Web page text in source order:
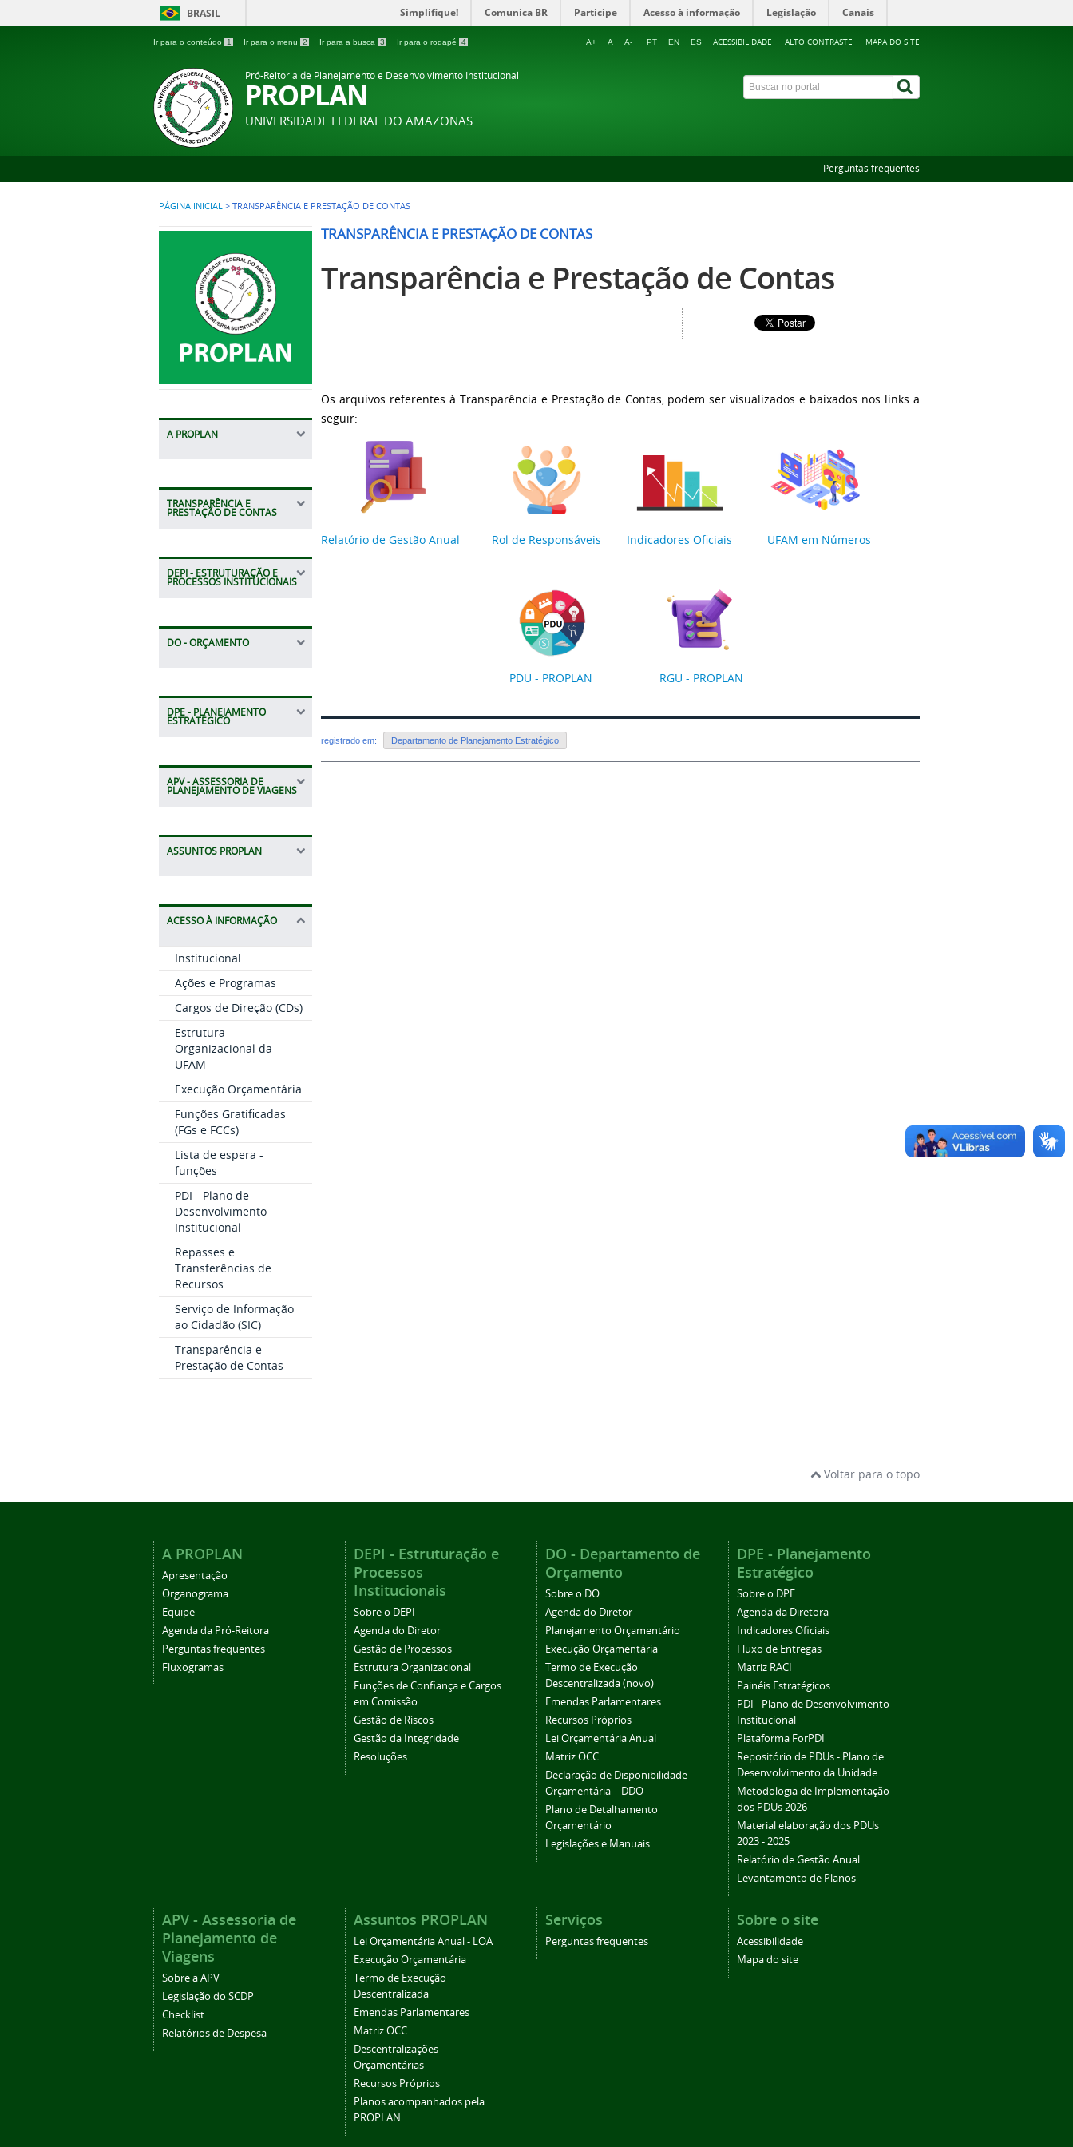
BRASIL Simplifique! Comunica BR Participe Acesso à informação Legislação Canais
Ir para o conteúdo 1 Ir para o menu 2 Ir para a busca 3 Ir para o rodapé 4 ACESSIBILIDADE ALTO CONTRASTE MAPA DO SITE
A+ A A- PT EN ES
Pró-Reitoria de Planejamento e Desenvolvimento Institucional
PROPLAN
UNIVERSIDADE FEDERAL DO AMAZONAS
Perguntas frequentes
PÁGINA INICIAL > TRANSPARÊNCIA E PRESTAÇÃO DE CONTAS
A PROPLAN
TRANSPARÊNCIA E
PRESTAÇÃO DE CONTAS
DEPI - ESTRUTURAÇÃO E
PROCESSOS INSTITUCIONAIS
DO - ORÇAMENTO
DPE - PLANEJAMENTO
ESTRATÉGICO
APV - ASSESSORIA DE
PLANEJAMENTO DE VIAGENS
ASSUNTOS PROPLAN
ACESSO À INFORMAÇÃO
Institucional
Ações e Programas
Cargos de Direção (CDs)
Estrutura
Organizacional da
UFAM
Execução Orçamentária
Funções Gratificadas
(FGs e FCCs)
Lista de espera -
funções
PDI - Plano de
Desenvolvimento
Institucional
Repasses e
Transferências de
Recursos
Serviço de Informação
ao Cidadão (SIC)
Transparência e
Prestação de Contas
TRANSPARÊNCIA E PRESTAÇÃO DE CONTAS
Transparência e Prestação de Contas
Os arquivos referentes à Transparência e Prestação de Contas, podem ser visualizados e baixados nos links a
seguir:
Relatório de Gestão Anual Rol de Responsáveis Indicadores Oficiais UFAM em Números
PDU - PROPLAN RGU - PROPLAN
registrado em: Departamento de Planejamento Estratégico
Voltar para o topo
A PROPLAN
Apresentação
Organograma
Equipe
Agenda da Pró-Reitora
Perguntas frequentes
Fluxogramas
DEPI - Estruturação e
Processos
Institucionais
Sobre o DEPI
Agenda do Diretor
Gestão de Processos
Estrutura Organizacional
Funções de Confiança e Cargos
em Comissão
Gestão de Riscos
Gestão da Integridade
Resoluções
DO - Departamento de
Orçamento
Sobre o DO
Agenda do Diretor
Planejamento Orçamentário
Execução Orçamentária
Termo de Execução
Descentralizada (novo)
Emendas Parlamentares
Recursos Próprios
Lei Orçamentária Anual
Matriz OCC
Declaração de Disponibilidade
Orçamentária – DDO
Plano de Detalhamento
Orçamentário
Legislações e Manuais
DPE - Planejamento
Estratégico
Sobre o DPE
Agenda da Diretora
Indicadores Oficiais
Fluxo de Entregas
Matriz RACI
Painéis Estratégicos
PDI - Plano de Desenvolvimento
Institucional
Plataforma ForPDI
Repositório de PDUs - Plano de
Desenvolvimento da Unidade
Metodologia de Implementação
dos PDUs 2026
Material elaboração dos PDUs
2023 - 2025
Relatório de Gestão Anual
Levantamento de Planos
APV - Assessoria de
Planejamento de
Viagens
Sobre a APV
Legislação do SCDP
Checklist
Relatórios de Despesa
Assuntos PROPLAN
Lei Orçamentária Anual - LOA
Execução Orçamentária
Termo de Execução
Descentralizada
Emendas Parlamentares
Matriz OCC
Descentralizações
Orçamentárias
Recursos Próprios
Planos acompanhados pela
PROPLAN
Serviços
Perguntas frequentes
Sobre o site
Acessibilidade
Mapa do site